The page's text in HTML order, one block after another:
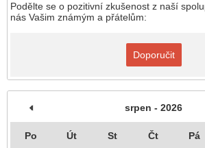
Podělte se o pozitivní zkušenost z naší
nás Vašim známým a přátelům:
Doporučit
srpen - 2026
Po Út St Čt Pá